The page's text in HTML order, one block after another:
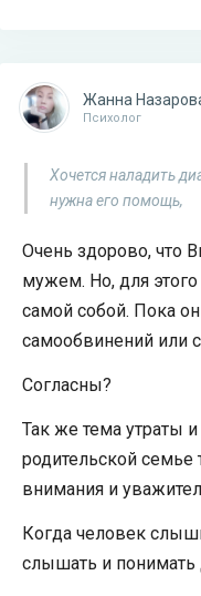
Жанна
Психолог
Хочется наладить
нужна его помощь,
Очень здорово, что
мужем. Но, для
самой собой. Пока
самообвинений или
Согласны?
Так же тема утраты
родительской семье
внимания и
Когда человек
слышать и понимать